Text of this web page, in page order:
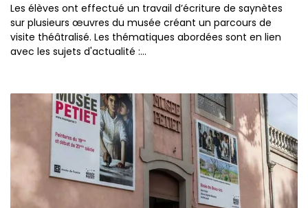
Les élèves ont effectué un travail d’écriture de saynètes
sur plusieurs œuvres du musée créant un parcours de
visite théâtralisé. Les thématiques abordées sont en lien
avec les sujets d'actualité :…